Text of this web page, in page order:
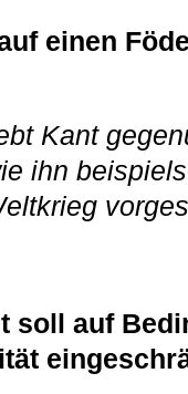
einen
Kant
ihn
soll auf